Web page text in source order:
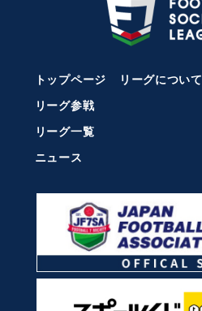
トップページ リーグについて
リーグ参戦
リーグ一覧
ニュース